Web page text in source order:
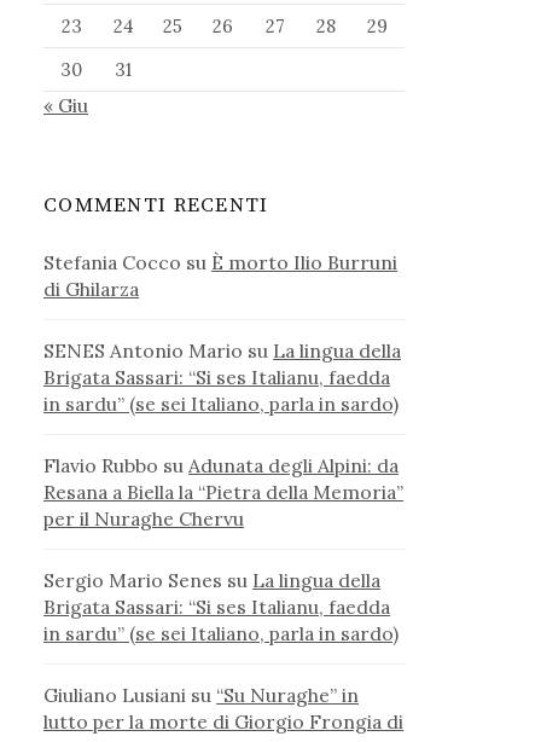
23
24 25 26 27 28
29
30
31
« Giu
COMMENTI RECENTI
Stefania Cocco su È morto Ilio Burruni
di Ghilarza
SENES Antonio Mario su La lingua della
Brigata Sassari: “Si ses Italianu, faedda
in sardu” (se sei Italiano, parla in sardo)
Flavio Rubbo su Adunata degli Alpini: da
Resana a Biella la “Pietra della Memoria”
per il Nuraghe Chervu
Sergio Mario Senes su La lingua della
Brigata Sassari: “Si ses Italianu, faedda
in sardu” (se sei Italiano, parla in sardo)
Giuliano Lusiani su “Su Nuraghe” in
lutto per la morte di Giorgio Frongia di